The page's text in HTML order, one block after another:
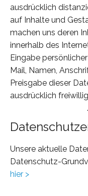
ausdrücklich
auf Inhalte und
machen uns deren
innerhalb des
Eingabe
Mail, Namen,
Preisgabe dieser
ausdrücklich
Unsere aktuelle
Datenschutz-
hier >